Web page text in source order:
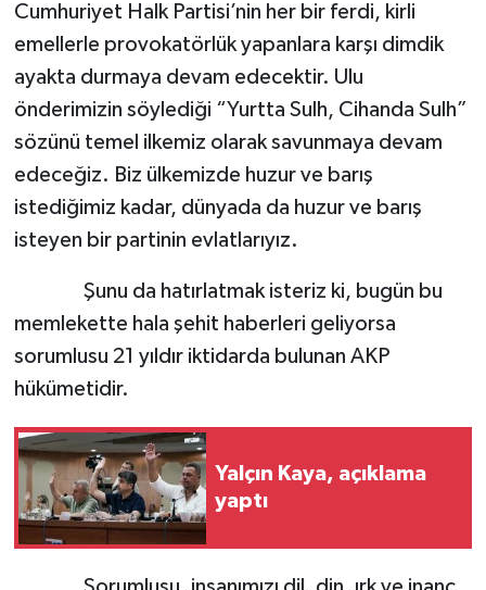
Cumhuriyet Halk Partisi’nin her bir ferdi, kirli
emellerle provokatörlük yapanlara karşı dimdik
ayakta durmaya devam edecektir. Ulu
önderimizin söylediği “Yurtta Sulh, Cihanda Sulh”
sözünü temel ilkemiz olarak savunmaya devam
edeceğiz. Biz ülkemizde huzur ve barış
istediğimiz kadar, dünyada da huzur ve barış
isteyen bir partinin evlatlarıyız.
Şunu da hatırlatmak isteriz ki, bugün bu
memlekette hala şehit haberleri geliyorsa
sorumlusu 21 yıldır iktidarda bulunan AKP
hükümetidir.
Yalçın Kaya, açıklama
yaptı